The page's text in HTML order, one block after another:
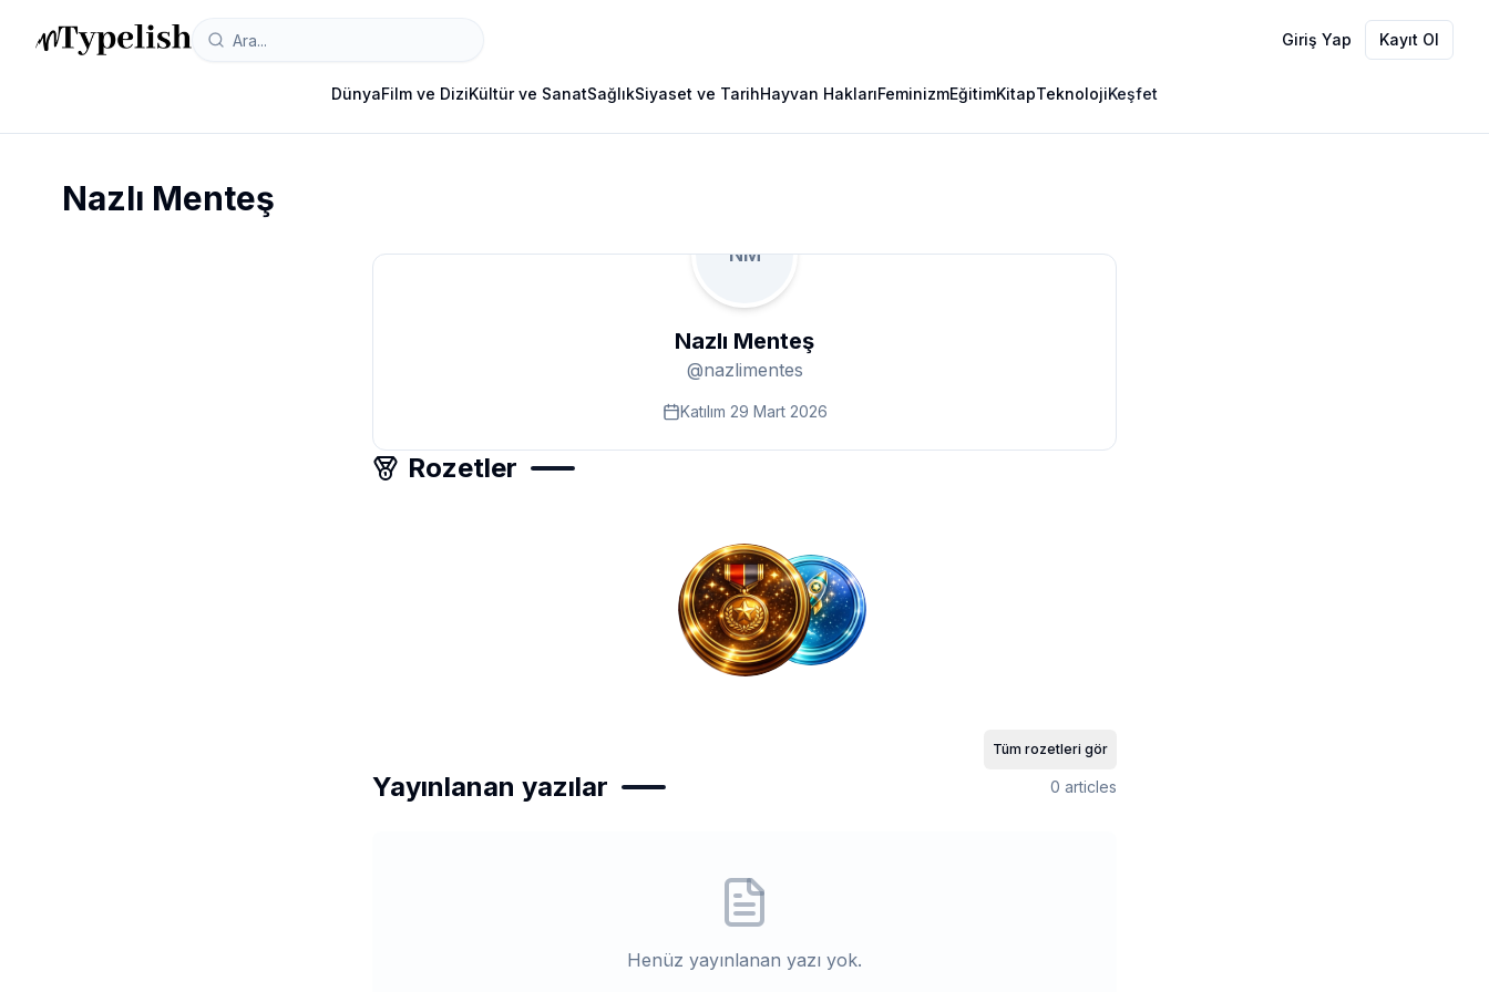
Giriş Yap Kayıt Ol
DünyaFilm ve DiziKültür ve SanatSağlıkSiyaset ve TarihHayvan HaklarıFeminizmEğitimKitapTeknolojiKeşfet
Nazlı Menteş
NM
Nazlı Menteş
@nazlimentes
Katılım 29 Mart 2026
Rozetler
Tüm rozetleri gör
Yayınlanan yazılar 0 articles
Henüz yayınlanan yazı yok.